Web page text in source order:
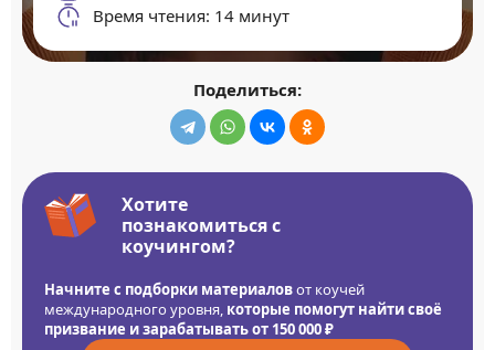
Время чтения: 14 минут
Поделиться:
Хотите
познакомиться с
коучингом?
Начните с подборки материаловот коучей
международного уровня, которые помогут найти своё
призвание и зарабатывать от 150 000 ₽